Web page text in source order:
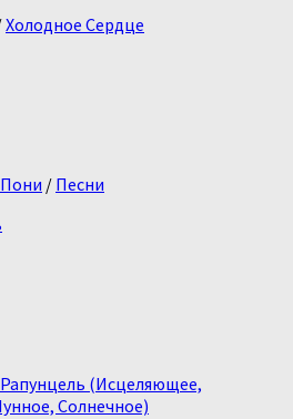
Холодное Сердце
/ Песни
(Исцеляющее,
Солнечное)